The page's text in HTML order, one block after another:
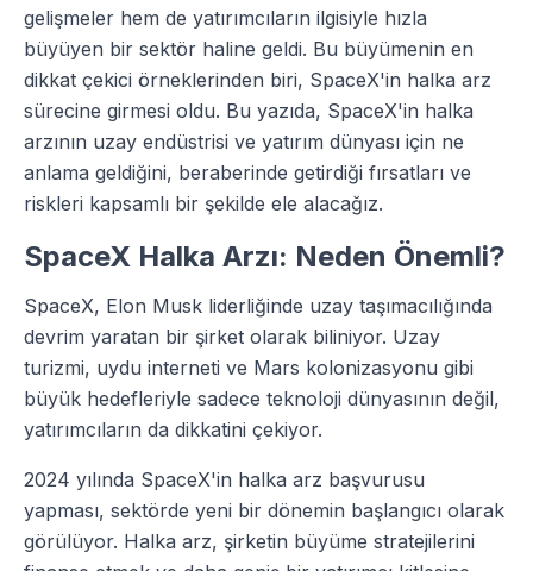
gelişmeler hem de yatırımcıların ilgisiyle hızla
büyüyen bir sektör haline geldi. Bu büyümenin en
dikkat çekici örneklerinden biri, SpaceX'in halka arz
sürecine girmesi oldu. Bu yazıda, SpaceX'in halka
arzının uzay endüstrisi ve yatırım dünyası için ne
anlama geldiğini, beraberinde getirdiği fırsatları ve
riskleri kapsamlı bir şekilde ele alacağız.
SpaceX Halka Arzı: Neden Önemli?
SpaceX, Elon Musk liderliğinde uzay taşımacılığında
devrim yaratan bir şirket olarak biliniyor. Uzay
turizmi, uydu interneti ve Mars kolonizasyonu gibi
büyük hedefleriyle sadece teknoloji dünyasının değil,
yatırımcıların da dikkatini çekiyor.
2024 yılında SpaceX'in halka arz başvurusu
yapması, sektörde yeni bir dönemin başlangıcı olarak
görülüyor. Halka arz, şirketin büyüme stratejilerini